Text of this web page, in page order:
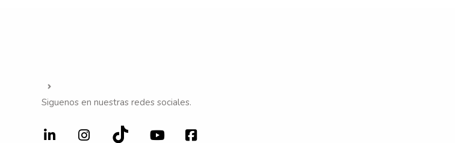
Siguenos en nuestras redes sociales.